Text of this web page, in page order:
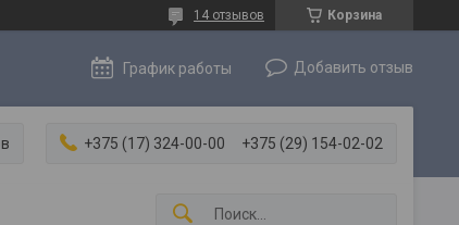
Корзина
14 отзывов
График работы Добавить отзыв
+375 (17) 324-00-00 +375 (29) 154-02-02